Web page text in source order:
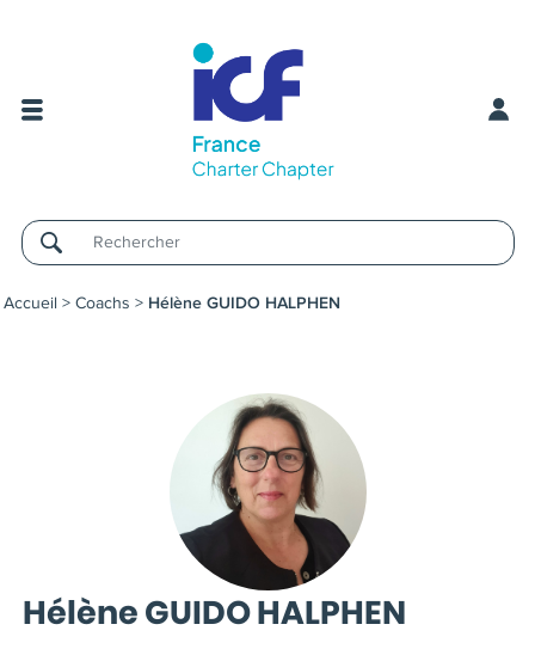
Username
Accueil > Coachs > Hélène GUIDO HALPHEN
Hélène GUIDO HALPHEN